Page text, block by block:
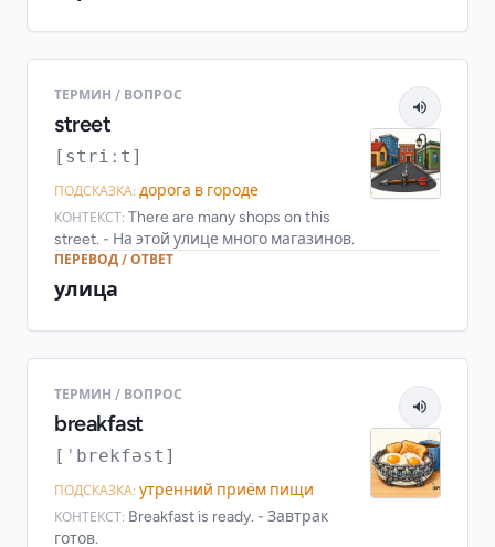
ТЕРМИН / ВОПРОС
street
[striːt]
ПОДСКАЗКА: дорога в городе
КОНТЕКСТ: There are many shops on this
street. - На этой улице много магазинов.
ПЕРЕВОД / ОТВЕТ
улица
ТЕРМИН / ВОПРОС
breakfast
[ˈbrekfəst]
ПОДСКАЗКА: утренний приём пищи
КОНТЕКСТ: Breakfast is ready. - Завтрак
готов.